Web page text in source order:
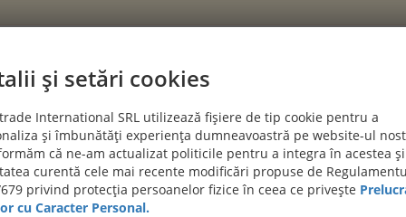
CATEGORII
PROIECTE CLIENTI BLOG DESPRE NOI AJUTĂ-MĂ SĂ
PROMOȚII DE IULIE! PARCHET SPC SI LVT: Viziteaza
și setări cookies
International SRL utilizează fișiere de tip cookie pentru a
și îmbunătăți experiența dumneavoastră pe website-ul
că ne-am actualizat politicile pentru a integra în acestea
curentă cele mai recente modificări propuse de
privind protecția persoanelor fizice în ceea ce privește
cu Caracter Personal.